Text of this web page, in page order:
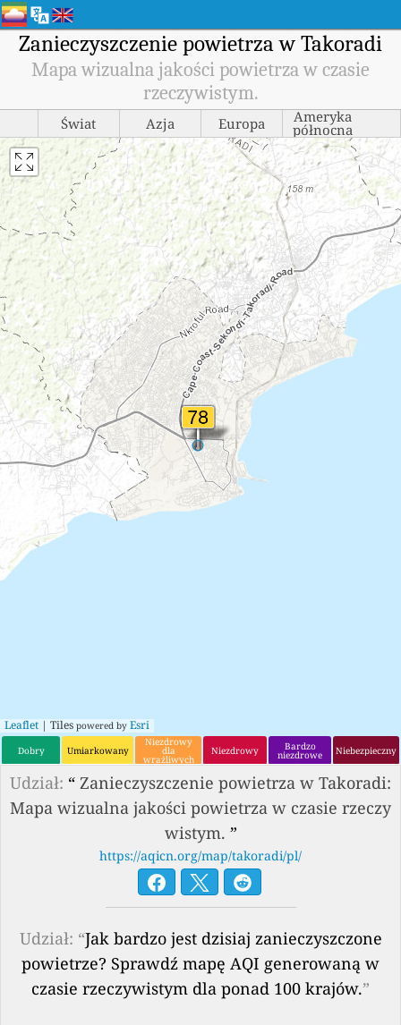
Zanieczyszczenie powietrza w Takoradi
Mapa wizualna jakości powietrza w czasie
rzeczywistym.
Świat Azja Europa Ameryka
północna
Leaflet | Tiles powered by Esri
Dobry Umiarkowany
Niezdrowy
dla
wrażliwych
grup
Niezdrowy Bardzo
niezdrowe Niebezpieczny
Udział: “ Zanieczyszczenie powietrza w Takoradi:
Mapa wizualna jakości powietrza w czasie rzeczy
wistym. ”
https://aqicn.org/map/takoradi/pl/
Udział: “Jak bardzo jest dzisiaj zanieczyszczone
powietrze? Sprawdź mapę AQI generowaną w
czasie rzeczywistym dla ponad 100 krajów.”